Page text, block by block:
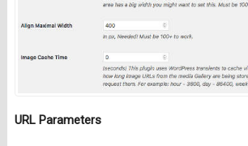
URL Parameters